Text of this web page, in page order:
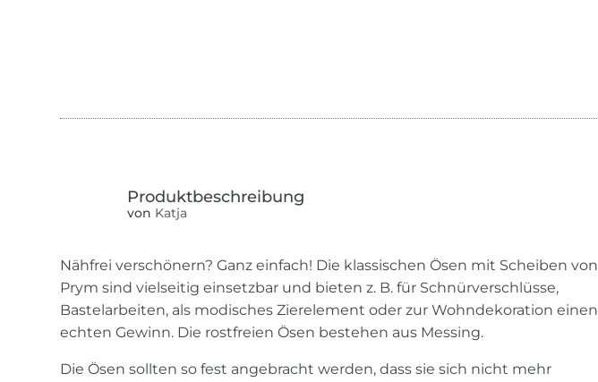
von Katja
Nähfrei verschönern? Ganz einfach! Die klassischen Ösen mit Scheiben von
Prym sind vielseitig einsetzbar und bieten z. B. für Schnürverschlüsse,
Bastelarbeiten, als modisches Zierelement oder zur Wohndekoration einen
echten Gewinn. Die rostfreien Ösen bestehen aus Messing.
Die Ösen sollten so fest angebracht werden, dass sie sich nicht mehr